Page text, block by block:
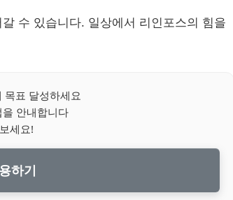
수 있습니다. 일상에서 리인포스의 힘을
목표 달성하세요
안내합니다
세요!
하기